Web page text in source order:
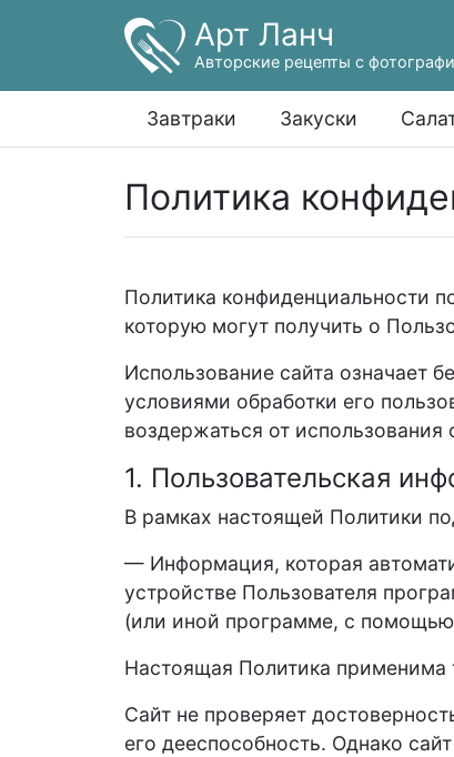
Арт Ланч
Авторские рецепты с
Завтраки Закуски
Политика
Политика конфиденциальности
которую могут получить о
Использование сайта означает
условиями обработки его
воздержаться от использования
1. Пользовательская
В рамках настоящей Политики
— Информация, которая
устройстве Пользователя
(или иной программе, с помощью
Настоящая Политика применима
Сайт не проверяет
его дееспособность. Однако